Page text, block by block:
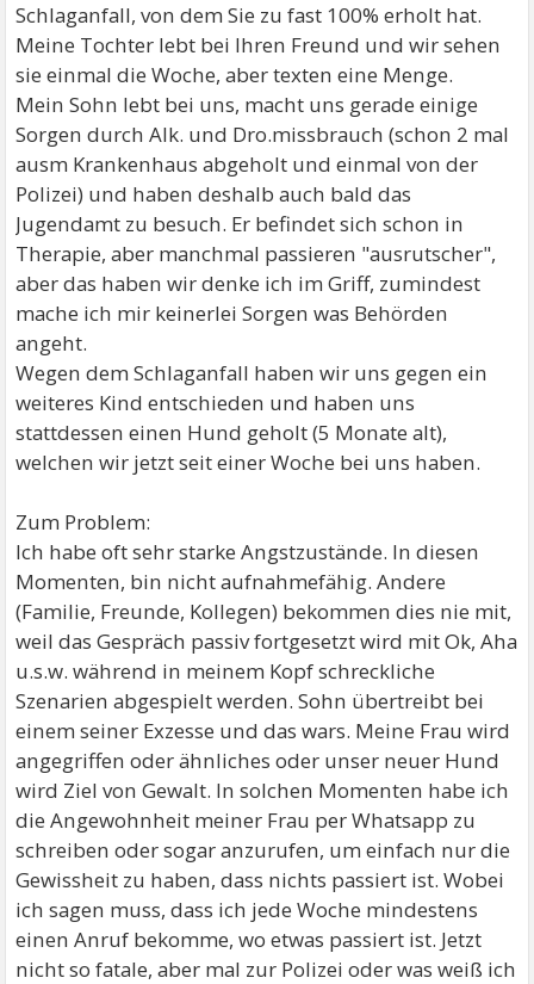
Schlaganfall, von dem Sie zu fast 100% erholt hat.
Meine Tochter lebt bei Ihren Freund und wir sehen
sie einmal die Woche, aber texten eine Menge.
Mein Sohn lebt bei uns, macht uns gerade einige
Sorgen durch Alk. und Dro.missbrauch (schon 2 mal
ausm Krankenhaus abgeholt und einmal von der
Polizei) und haben deshalb auch bald das
Jugendamt zu besuch. Er befindet sich schon in
Therapie, aber manchmal passieren "ausrutscher",
aber das haben wir denke ich im Griff, zumindest
mache ich mir keinerlei Sorgen was Behörden
angeht.
Wegen dem Schlaganfall haben wir uns gegen ein
weiteres Kind entschieden und haben uns
stattdessen einen Hund geholt (5 Monate alt),
welchen wir jetzt seit einer Woche bei uns haben.
Zum Problem:
Ich habe oft sehr starke Angstzustände. In diesen
Momenten, bin nicht aufnahmefähig. Andere
(Familie, Freunde, Kollegen) bekommen dies nie mit,
weil das Gespräch passiv fortgesetzt wird mit Ok, Aha
u.s.w. während in meinem Kopf schreckliche
Szenarien abgespielt werden. Sohn übertreibt bei
einem seiner Exzesse und das wars. Meine Frau wird
angegriffen oder ähnliches oder unser neuer Hund
wird Ziel von Gewalt. In solchen Momenten habe ich
die Angewohnheit meiner Frau per Whatsapp zu
schreiben oder sogar anzurufen, um einfach nur die
Gewissheit zu haben, dass nichts passiert ist. Wobei
ich sagen muss, dass ich jede Woche mindestens
einen Anruf bekomme, wo etwas passiert ist. Jetzt
nicht so fatale, aber mal zur Polizei oder was weiß ich